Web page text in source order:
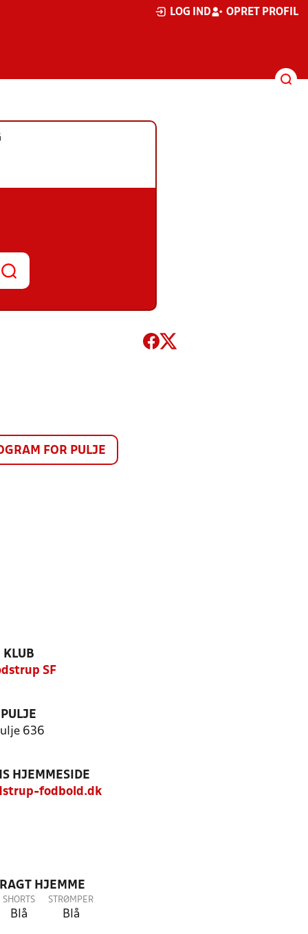
LOG IND OPRET PROFIL
FOR PULJE
KLUB
SF
PULJE
636
HJEMMESIDE
fodbold.dk
HJEMME
SHORTS
Blå
STRØMPER
Blå